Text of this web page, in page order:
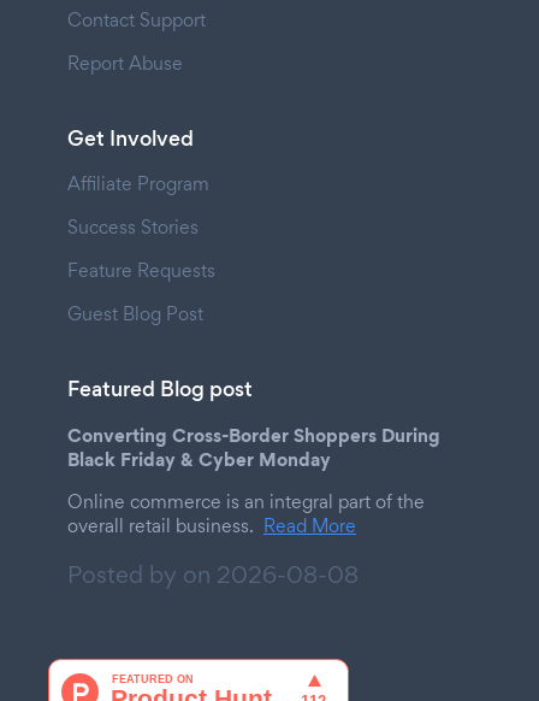
Contact Support
Report Abuse
Get Involved
Affiliate Program
Success Stories
Feature Requests
Guest Blog Post
Featured Blog post
Converting Cross-Border Shoppers During
Black Friday & Cyber Monday
Online commerce is an integral part of the
overall retail business. Read More
Posted by on 2026-08-08